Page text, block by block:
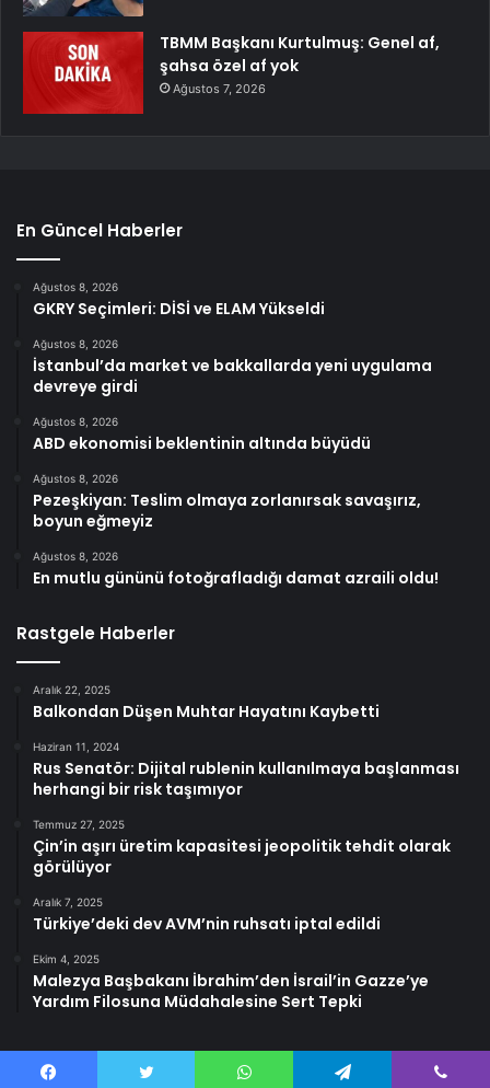
TBMM Başkanı Kurtulmuş: Genel af,
şahsa özel af yok
Ağustos 7, 2026
En Güncel Haberler
Ağustos 8, 2026
GKRY Seçimleri: DİSİ ve ELAM Yükseldi
Ağustos 8, 2026
İstanbul’da market ve bakkallarda yeni uygulama
devreye girdi
Ağustos 8, 2026
ABD ekonomisi beklentinin altında büyüdü
Ağustos 8, 2026
Pezeşkiyan: Teslim olmaya zorlanırsak savaşırız,
boyun eğmeyiz
Ağustos 8, 2026
En mutlu gününü fotoğrafladığı damat azraili oldu!
Rastgele Haberler
Aralık 22, 2025
Balkondan Düşen Muhtar Hayatını Kaybetti
Haziran 11, 2024
Rus Senatör: Dijital rublenin kullanılmaya başlanması
herhangi bir risk taşımıyor
Temmuz 27, 2025
Çin’in aşırı üretim kapasitesi jeopolitik tehdit olarak
görülüyor
Aralık 7, 2025
Türkiye’deki dev AVM’nin ruhsatı iptal edildi
Ekim 4, 2025
Malezya Başbakanı İbrahim’den İsrail’in Gazze’ye
Yardım Filosuna Müdahalesine Sert Tepki